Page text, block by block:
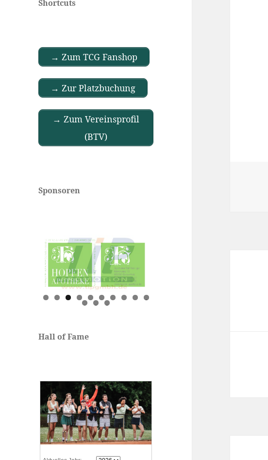
Shortcuts
→ Zum TCG Fanshop
→ Zur Platzbuchung
→ Zum Vereinsprofil
(BTV)
Sponsoren
0
1 2 3
Hall of Fame